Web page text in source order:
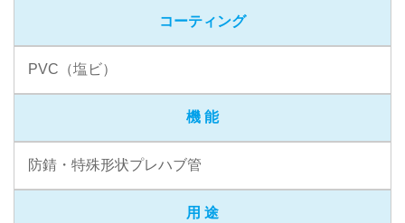
コーティング
PVC（塩ビ）
機 能
防錆・特殊形状プレハブ管
用 途